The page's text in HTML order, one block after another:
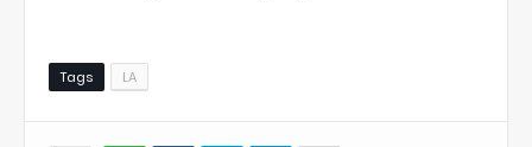
Tags LA